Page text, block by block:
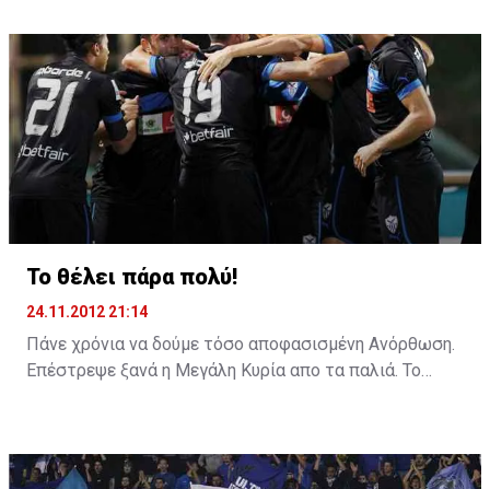
πάντως, δεν μένει με σταυρωμένα τα χέρια. Ήδη έχει
στείλει προειδοποιητικά μηνύματα προς τους
διαιτητές, αλλά κυρίως στον Χανς Ρέικβαρτ, και
περιμένει, όπως και το φίλαθλο κοινό, άμεσα δείγματα
βελτίωσης. Ίδωμεν…
Το θέλει πάρα πολύ!
24.11.2012 21:14
Πάνε χρόνια να δούμε τόσο αποφασισμένη Ανόρθωση.
Επέστρεψε ξανά η Μεγάλη Κυρία απο τα παλιά. Το
για να οδηγήσουν ξανά την ομάδα της Αμμοχώστου